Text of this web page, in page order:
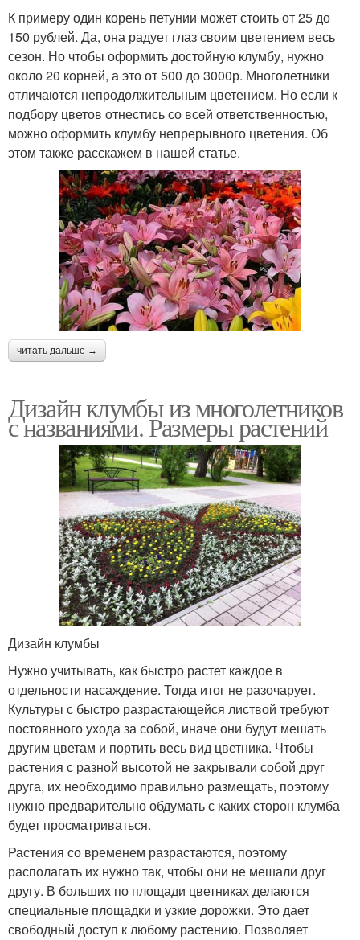
К примеру один корень петунии может стоить от 25 до
150 рублей. Да, она радует глаз своим цветением весь
сезон. Но чтобы оформить достойную клумбу, нужно
около 20 корней, а это от 500 до 3000р. Многолетники
отличаются непродолжительным цветением. Но если к
подбору цветов отнестись со всей ответственностью,
можно оформить клумбу непрерывного цветения. Об
этом также расскажем в нашей статье.
читать дальше →
Дизайн клумбы из многолетников
с названиями. Размеры растений
Дизайн клумбы
Нужно учитывать, как быстро растет каждое в
отдельности насаждение. Тогда итог не разочарует.
Культуры с быстро разрастающейся листвой требуют
постоянного ухода за собой, иначе они будут мешать
другим цветам и портить весь вид цветника. Чтобы
растения с разной высотой не закрывали собой друг
друга, их необходимо правильно размещать, поэтому
нужно предварительно обдумать с каких сторон клумба
будет просматриваться.
Растения со временем разрастаются, поэтому
располагать их нужно так, чтобы они не мешали друг
другу. В больших по площади цветниках делаются
специальные площадки и узкие дорожки. Это дает
свободный доступ к любому растению. Позволяет